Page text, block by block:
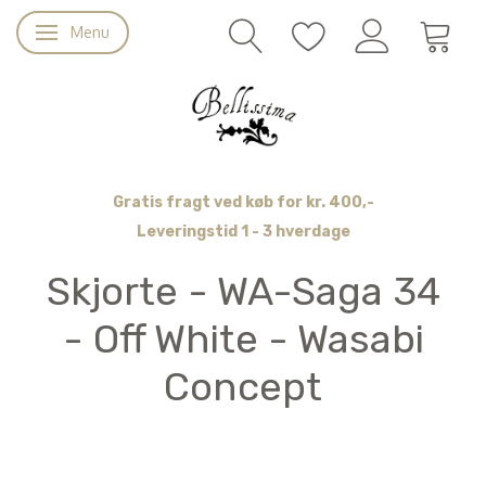
Skifte navigation
Menu
Gratis fragt ved køb for kr. 400,-
Leveringstid 1 - 3 hverdage
Skjorte - WA-Saga 34
- Off White - Wasabi
Concept